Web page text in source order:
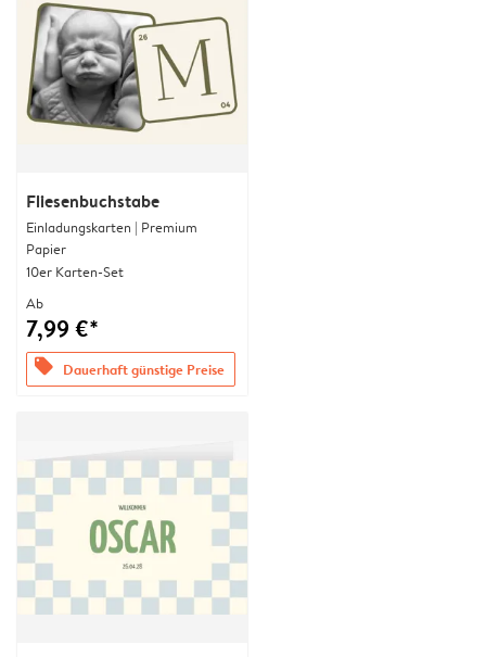
Fliesenbuchstabe
Einladungskarten | Premium
Papier
10er Karten-Set
Ab
7,99 €*
offers Dauerhaft günstige Preise